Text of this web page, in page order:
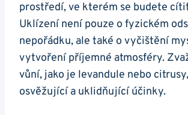
prostředí, ve kterém se budete
Uklízení není pouze o fyzickém
nepořádku, ale také o vyčištění
vytvoření příjemné atmosféry.
vůní, jako je levandule nebo
osvěžující a uklidňující účinky.